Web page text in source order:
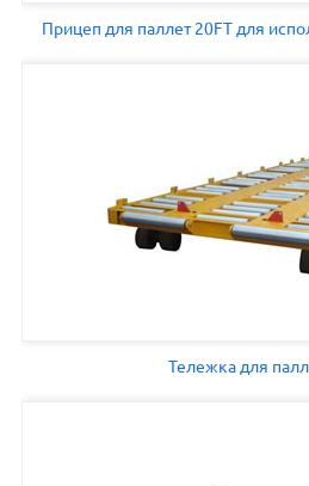
Прицеп для паллет 20FT для
Тележка для